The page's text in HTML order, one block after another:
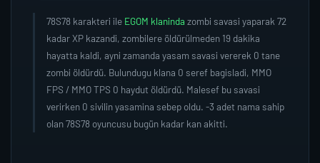
78S78 karakteri ile EGOM klaninda zombi savasi yaparak 72
kadar XP kazandi, zombilere öldürülmeden 19 dakika
hayatta kaldi, ayni zamanda yasam savasi vererek 0 tane
zombi öldürdü. Bulundugu klana 0 seref bagisladi, MMO
FPS / MMO TPS 0 haydut öldürdü. Malesef bu savasi
verirken 0 sivilin yasamina sebep oldu. -3 adet nama sahip
olan 78S78 oyuncusu bugün kadar kan akitti.